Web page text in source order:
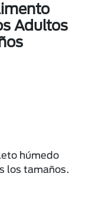
Adultos
húmedo
los tamaños.